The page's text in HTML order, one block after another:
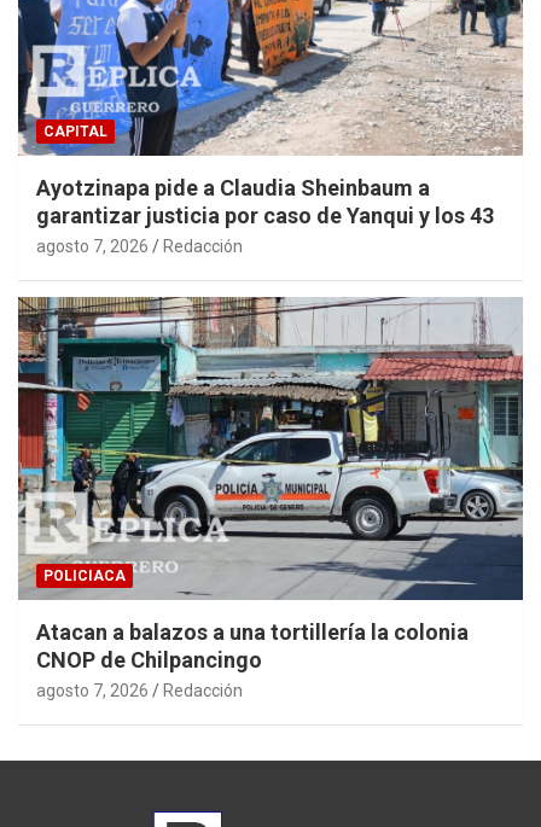
CAPITAL
Ayotzinapa pide a Claudia Sheinbaum a
garantizar justicia por caso de Yanqui y los 43
agosto 7, 2026 Redacción
POLICIACA
Atacan a balazos a una tortillería la colonia
CNOP de Chilpancingo
agosto 7, 2026 Redacción